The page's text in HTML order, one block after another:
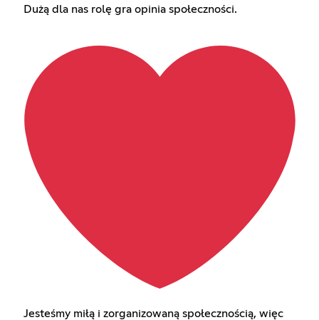
Dużą dla nas rolę gra opinia społeczności.
Jesteśmy miłą i zorganizowaną społecznością, więc